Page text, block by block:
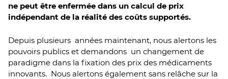
ne peut être enfermée dans un calcul de prix
indépendant de la réalité des coûts supportés.
Depuis plusieurs années maintenant, nous alertons les
pouvoirs publics et demandons un changement de
paradigme dans la fixation des prix des médicaments
innovants. Nous alertons également sans relâche sur la